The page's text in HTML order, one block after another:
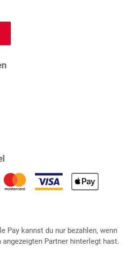
Pay kannst du nur bezahlen, wenn
Partner hinterlegt hast.